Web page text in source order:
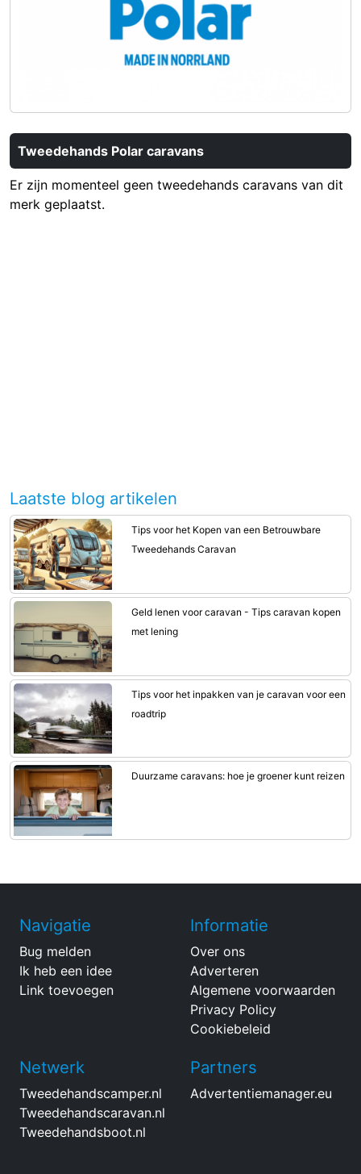
Tweedehands Polar caravans
Er zijn momenteel geen tweedehands caravans van dit
merk geplaatst.
Laatste blog artikelen
Tips voor het Kopen van een Betrouwbare
Tweedehands Caravan
Geld lenen voor caravan - Tips caravan kopen
met lening
Tips voor het inpakken van je caravan voor een
roadtrip
Duurzame caravans: hoe je groener kunt reizen
Navigatie
Bug melden
Ik heb een idee
Link toevoegen
Informatie
Over ons
Adverteren
Algemene voorwaarden
Privacy Policy
Cookiebeleid
Netwerk
Tweedehandscamper.nl
Tweedehandscaravan.nl
Tweedehandsboot.nl
Partners
Advertentiemanager.eu